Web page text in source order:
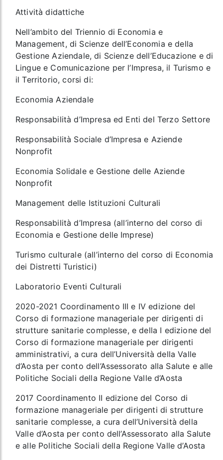
Attività didattiche
Nell’ambito del Triennio di Economia e
Management, di Scienze dell’Economia e della
Gestione Aziendale, di Scienze dell’Educazione e di
Lingue e Comunicazione per l’Impresa, il Turismo e
il Territorio, corsi di:
Economia Aziendale
Responsabilità d’Impresa ed Enti del Terzo Settore
Responsabilità Sociale d’Impresa e Aziende
Nonprofit
Economia Solidale e Gestione delle Aziende
Nonprofit
Management delle Istituzioni Culturali
Responsabilità d’Impresa (all’interno del corso di
Economia e Gestione delle Imprese)
Turismo culturale (all’interno del corso di Economia
dei Distretti Turistici)
Laboratorio Eventi Culturali
2020-2021 Coordinamento III e IV edizione del
Corso di formazione manageriale per dirigenti di
strutture sanitarie complesse, e della I edizione del
Corso di formazione manageriale per dirigenti
amministrativi, a cura dell’Università della Valle
d’Aosta per conto dell’Assessorato alla Salute e alle
Politiche Sociali della Regione Valle d’Aosta
2017 Coordinamento II edizione del Corso di
formazione manageriale per dirigenti di strutture
sanitarie complesse, a cura dell’Università della
Valle d’Aosta per conto dell’Assessorato alla Salute
e alle Politiche Sociali della Regione Valle d’Aosta